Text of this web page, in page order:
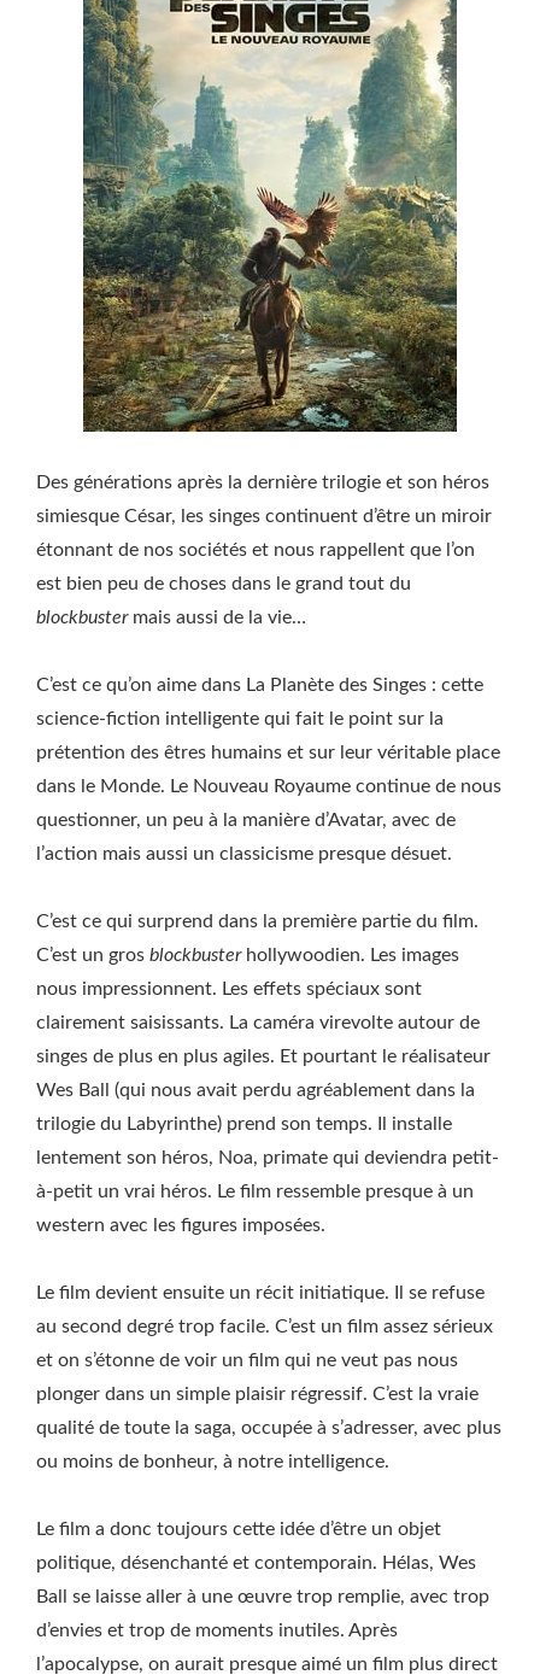
Des générations après la dernière trilogie et son héros
simiesque César, les singes continuent d’être un miroir
étonnant de nos sociétés et nous rappellent que l’on
est bien peu de choses dans le grand tout du
blockbuster mais aussi de la vie…
C’est ce qu’on aime dans La Planète des Singes : cette
science-fiction intelligente qui fait le point sur la
prétention des êtres humains et sur leur véritable place
dans le Monde. Le Nouveau Royaume continue de nous
questionner, un peu à la manière d’Avatar, avec de
l’action mais aussi un classicisme presque désuet.
C’est ce qui surprend dans la première partie du film.
C’est un gros blockbuster hollywoodien. Les images
nous impressionnent. Les effets spéciaux sont
clairement saisissants. La caméra virevolte autour de
singes de plus en plus agiles. Et pourtant le réalisateur
Wes Ball (qui nous avait perdu agréablement dans la
trilogie du Labyrinthe) prend son temps. Il installe
lentement son héros, Noa, primate qui deviendra petit-
à-petit un vrai héros. Le film ressemble presque à un
western avec les figures imposées.
Le film devient ensuite un récit initiatique. Il se refuse
au second degré trop facile. C’est un film assez sérieux
et on s’étonne de voir un film qui ne veut pas nous
plonger dans un simple plaisir régressif. C’est la vraie
qualité de toute la saga, occupée à s’adresser, avec plus
ou moins de bonheur, à notre intelligence.
Le film a donc toujours cette idée d’être un objet
politique, désenchanté et contemporain. Hélas, Wes
Ball se laisse aller à une œuvre trop remplie, avec trop
d’envies et trop de moments inutiles. Après
l’apocalypse, on aurait presque aimé un film plus direct